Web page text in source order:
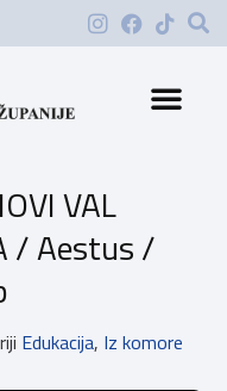
VAL
/ Aestus /
Edukacija, Iz komore